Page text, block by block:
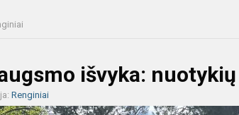
išvyka:
Renginiai